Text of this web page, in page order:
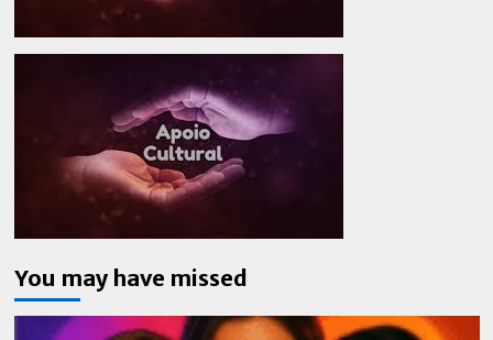
You may have missed